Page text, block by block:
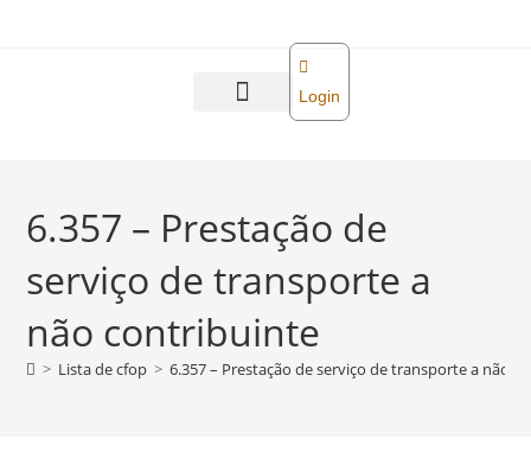
Login
6.357 – Prestação de
serviço de transporte a
não contribuinte
> Lista de cfop > 6.357 – Prestação de serviço de transporte a não